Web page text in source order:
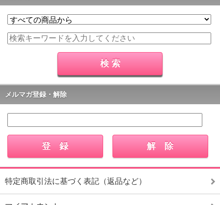
メルマガ登録・解除
特定商取引法に基づく表記（返品など）